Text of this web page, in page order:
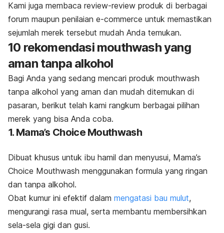
Kami juga membaca review-review produk di berbagai
forum maupun penilaian e-commerce untuk memastikan
sejumlah merek tersebut mudah Anda temukan.
10 rekomendasi mouthwashyang
aman tanpa alkohol
Bagi Anda yang sedang mencari produk mouthwash
tanpa alkohol yang aman dan mudah ditemukan di
pasaran, berikut telah kami rangkum berbagai pilihan
merek yang bisa Anda coba.
1. Mama’s Choice Mouthwash
Dibuat khusus untuk ibu hamil dan menyusui, Mama’s
Choice Mouthwash menggunakan formula yang ringan
dan tanpa alkohol.
Obat kumur ini efektif dalam mengatasi bau mulut,
mengurangi rasa mual, serta membantu membersihkan
sela-sela gigi dan gusi.